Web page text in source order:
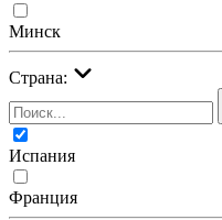
Минск
Страна:
Испания
Франция